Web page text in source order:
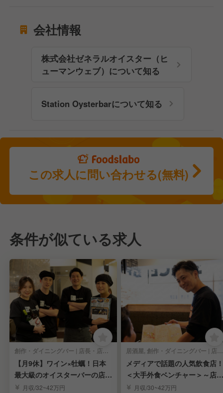
会社情報
株式会社ゼネラルオイスター（ヒ
ューマンウェブ）について知る
Station Oysterbarについて知る
この求人に問い合わせる(無料)
条件が似ている求人
創作・ダイニングバー | 店長・店長候補
【月9休】ワイン×牡蠣！日本
最大級のオイスターバーの店長
候補◎
月収/32~42万円
居酒屋, 創作・ダイニングバー | 店長・店長候補
メディアで話題の人気飲食店！
＜大手外食ベンチャー＞～店長
候補を大募集～
月収/30~42万円